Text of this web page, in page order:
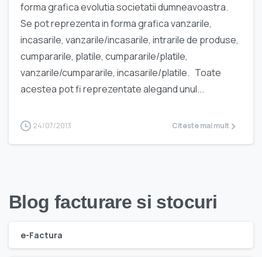
forma grafica evolutia societatii dumneavoastra.
Se pot reprezenta in forma grafica vanzarile,
incasarile, vanzarile/incasarile, intrarile de produse,
cumpararile, platile, cumpararile/platile,
vanzarile/cumpararile, incasarile/platile. Toate
acestea pot fi reprezentate alegand unul...
24/07/2013 Citeste mai mult
Blog facturare si stocuri
e-Factura